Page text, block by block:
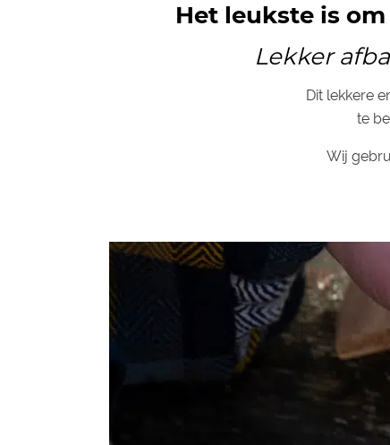
Het leukste is
Lekker
Dit lekkere
te
Wij